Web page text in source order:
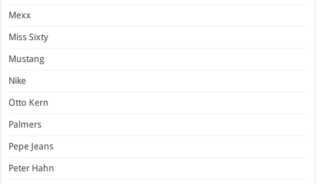
Mexx
Miss Sixty
Mustang
Nike
Otto Kern
Palmers
Pepe Jeans
Peter Hahn